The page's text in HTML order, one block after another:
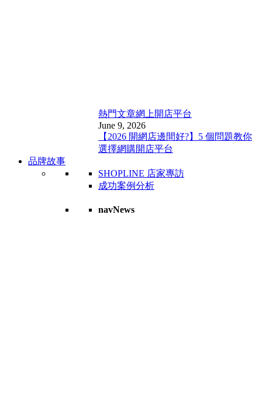
熱門文章網上開店平台
June 9, 2026
【2026 開網店邊間好?】5 個問題教你
選擇網購開店平台
品牌故事
SHOPLINE 店家專訪
成功案例分析
navNews